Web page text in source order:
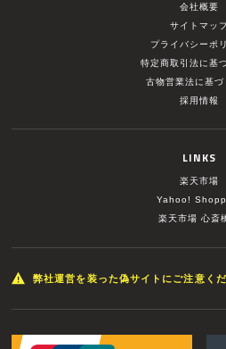
会社概要
サイトマッ
プライバシーポ
特定商取引法に基
古物営業法に基づ
採用情報
LINKS
楽天市場
Yahoo!
楽天市場 心斎
弊社運営を装った偽サイトにご注意くだ